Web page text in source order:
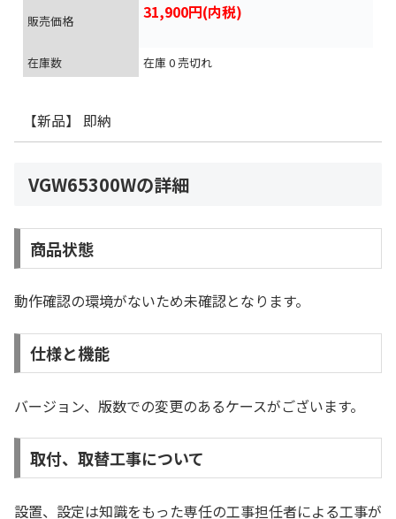
販売価格 31,900円(内税)
在庫数 在庫 0 売切れ
【新品】 即納
VGW65300Wの詳細
商品状態
動作確認の環境がないため未確認となります。
仕様と機能
バージョン、版数での変更のあるケースがございます。
取付、取替工事について
設置、設定は知識をもった専任の工事担任者による工事が